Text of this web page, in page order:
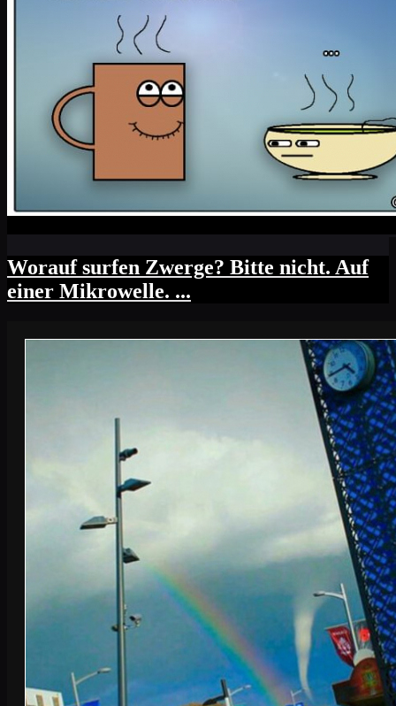
Worauf surfen Zwerge? Bitte nicht. Auf
einer Mikrowelle. ...